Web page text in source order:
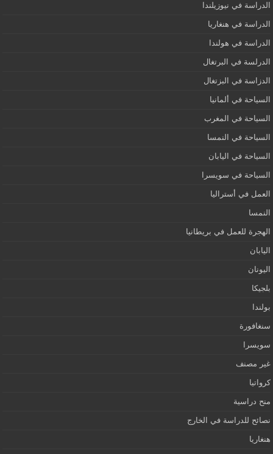
الدراسة في نيوزيلندا
الدراسة في هنغاريا
الدراسة في هولندا
الدرلسة في البرتغال
الدزاسة في البزتغال
السياحة في ألمانيا
السياحة في المغرب
السياحة في النمسا
السياحة في اليابان
السياحة في سويسرا
العمل في أستراليا
النمسا
الهجرة للعمل في بريطانيا
اليابان
اليونان
بلجيكا
بولندا
سنغافورة
سويسرا
غير مصنف
كرواتيا
منح دراسية
نصائح للدراسة في الخارج
هنغاريا